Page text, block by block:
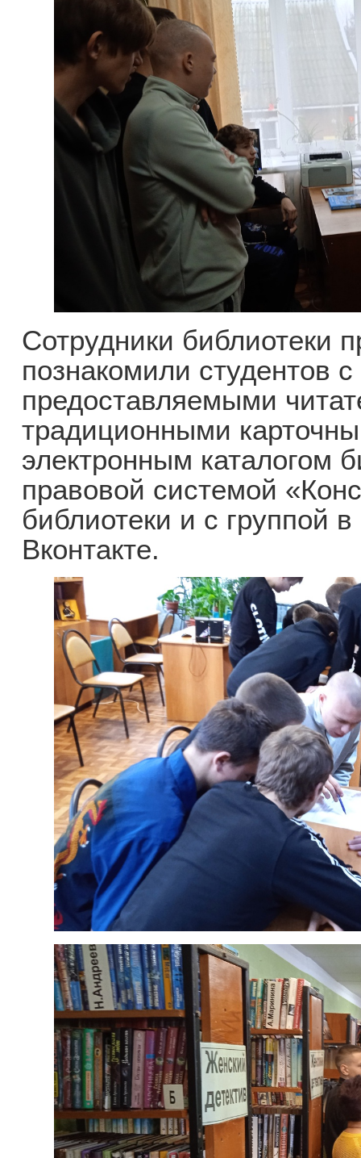
Сотрудники библиотеки
познакомили студентов
предоставляемыми
традиционными
электронным каталогом
правовой системой
библиотеки и с группой
Вконтакте.